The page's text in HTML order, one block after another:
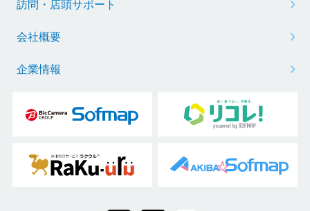
訪問・店頭サポート
会社概要
企業情報